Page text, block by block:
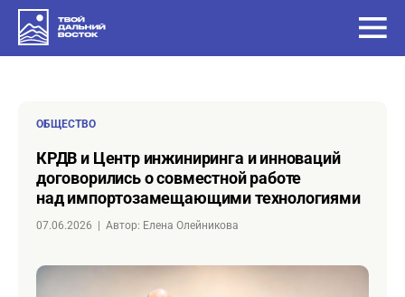
ОБЩЕСТВО
КРДВ и Центр инжиниринга и инноваций
договорились о совместной работе
над импортозамещающими технологиями
07.06.2026 Автор: Елена Олейникова